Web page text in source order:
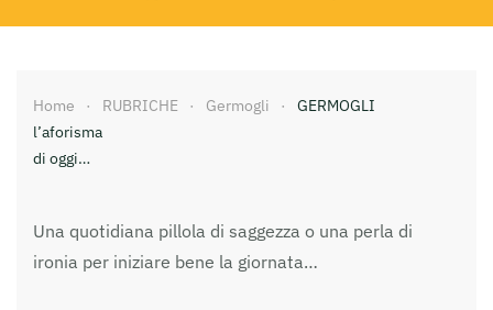
Home RUBRICHE Germogli
GERMOGLI
l’aforisma
di oggi…
Una quotidiana pillola di saggezza o una perla di
ironia per iniziare bene la giornata…